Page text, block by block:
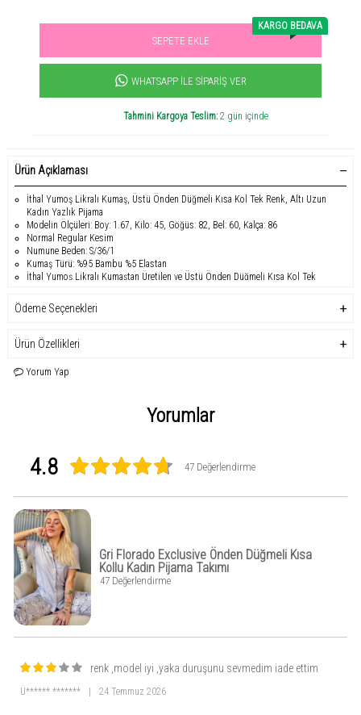
Sevilen ürün! 11.3B kişi favoriledi!
SEPETE EKLE
KARGO BEDAVA
WHATSAPP İLE SIPARIŞ VER
Tahmini Kargoya Teslim:2 gün içinde
Ürün Açıklaması
İthal Yumoş Likralı Kumaş, Üstü Önden Düğmeli Kısa Kol Tek Renk, Altı Uzun
Kadın Yazlık Pijama
Modelin Ölçüleri: Boy: 1.67, Kilo: 45, Göğüs: 82, Bel: 60, Kalça: 86
Normal Regular Kesim
Numune Beden: S/36/1
Kumaş Türü: %95 Bambu %5 Elastan
İthal Yumoş Likralı Kumaştan Üretilen ve Üstü Önden Düğmeli Kısa Kol Tek
konforu ve şıklığı sunar. %95 bambu ve %5 elastan karışımı kumaşı, bu pijama
takımına ipeksi bir dokunuş ve olağanüstü bir yumuşaklık kazandırırken,
Göğüs: 82, Bel: 60, Kalça: 86 olan bu takım, S/36/1 numune bedeni ile rahat bir
vücudu sıkmadan rahat bir kullanım sağlar ve yaz gecelerinde serinlik sunar.
Önden düğmeli tasarım, hem pratiklik hem de şık bir görünüm sunar, tek renkli
sayesinde uzun ömürlüdür ve renkleri yıkamalar sonrası bile canlılığını korur.
Hem evde rahatça kullanabileceğiniz hem de sevdiklerinize hediye
takımı, gecelerinize lüks bir dokunuş katar.
Ödeme Seçenekleri
Ürün Özellikleri
Yorum Yap
Yorumlar
4.8 47 Değerlendirme
Gri Florado Exclusive Önden Düğmeli Kısa
Kollu Kadın Pijama Takımı
47 Değerlendirme
renk ,model iyi ,yaka duruşunu sevmedim iade ettim
Ü****** ******* 24 Temmuz 2026